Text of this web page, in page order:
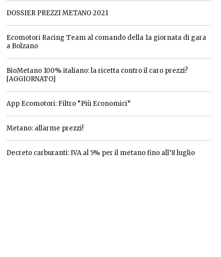
DOSSIER PREZZI METANO 2021
Ecomotori Racing Team al comando della 1a giornata di gara
a Bolzano
BioMetano 100% italiano: la ricetta contro il caro prezzi?
[AGGIORNATO]
App Ecomotori: Filtro “Più Economici”
Metano: allarme prezzi!
Decreto carburanti: IVA al 5% per il metano fino all’8 luglio